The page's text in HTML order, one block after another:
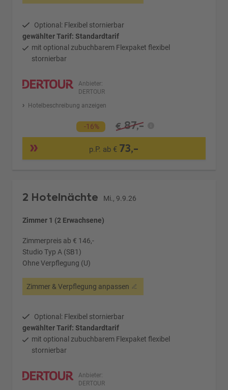
Optional: Flexibel stornierbar
gewählter Tarif: Standardtarif
mit optional zubuchbarem Flexpaket flexibel
stornierbar
Anbieter:
DERTOUR
Hotelbeschreibung anzeigen
-16% € 87,-
p.P. ab € 73,-
2 Hotelnächte Mi., 9.9.26
Zimmer 1 (2 Erwachsene)
Zimmerpreis ab € 146,-
Studio Typ A (SB1)
Ohne Verpflegung (U)
Zimmer & Verpflegung anpassen
Optional: Flexibel stornierbar
gewählter Tarif: Standardtarif
mit optional zubuchbarem Flexpaket flexibel
stornierbar
Anbieter:
DERTOUR